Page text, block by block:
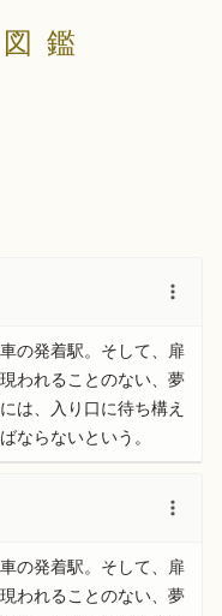
鑑
の発着駅。そして、扉
われることのない、夢
は、入り口に待ち構え
ならないという。
の発着駅。そして、扉
われることのない、夢